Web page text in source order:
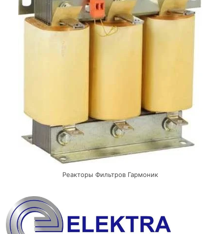
Реакторы Фильтров Гармоник